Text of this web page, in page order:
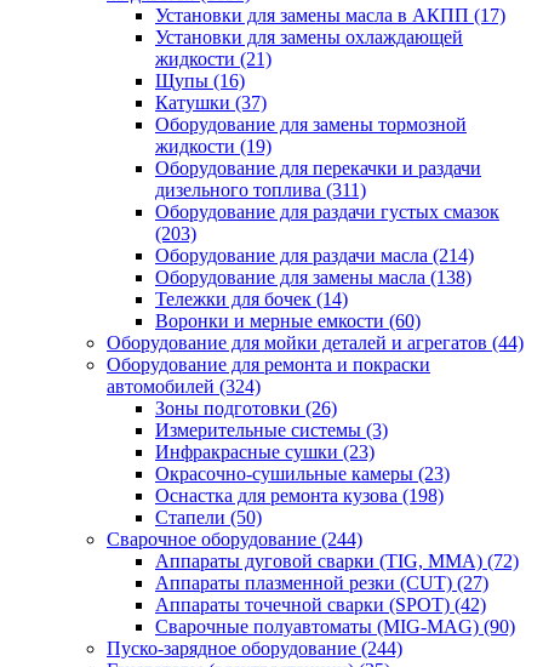
Установки для замены масла в АКПП (17)
Установки для замены охлаждающей
жидкости (21)
Щупы (16)
Катушки (37)
Оборудование для замены тормозной
жидкости (19)
Оборудование для перекачки и раздачи
дизельного топлива (311)
Оборудование для раздачи густых смазок
(203)
Оборудование для раздачи масла (214)
Оборудование для замены масла (138)
Тележки для бочек (14)
Воронки и мерные емкости (60)
Оборудование для мойки деталей и агрегатов (44)
Оборудование для ремонта и покраски
автомобилей (324)
Зоны подготовки (26)
Измерительные системы (3)
Инфракрасные сушки (23)
Окрасочно-сушильные камеры (23)
Оснастка для ремонта кузова (198)
Стапели (50)
Сварочное оборудование (244)
Аппараты дуговой сварки (TIG, MMA) (72)
Аппараты плазменной резки (CUT) (27)
Аппараты точечной сварки (SPOT) (42)
Сварочные полуавтоматы (MIG-MAG) (90)
Пуско-зарядное оборудование (244)